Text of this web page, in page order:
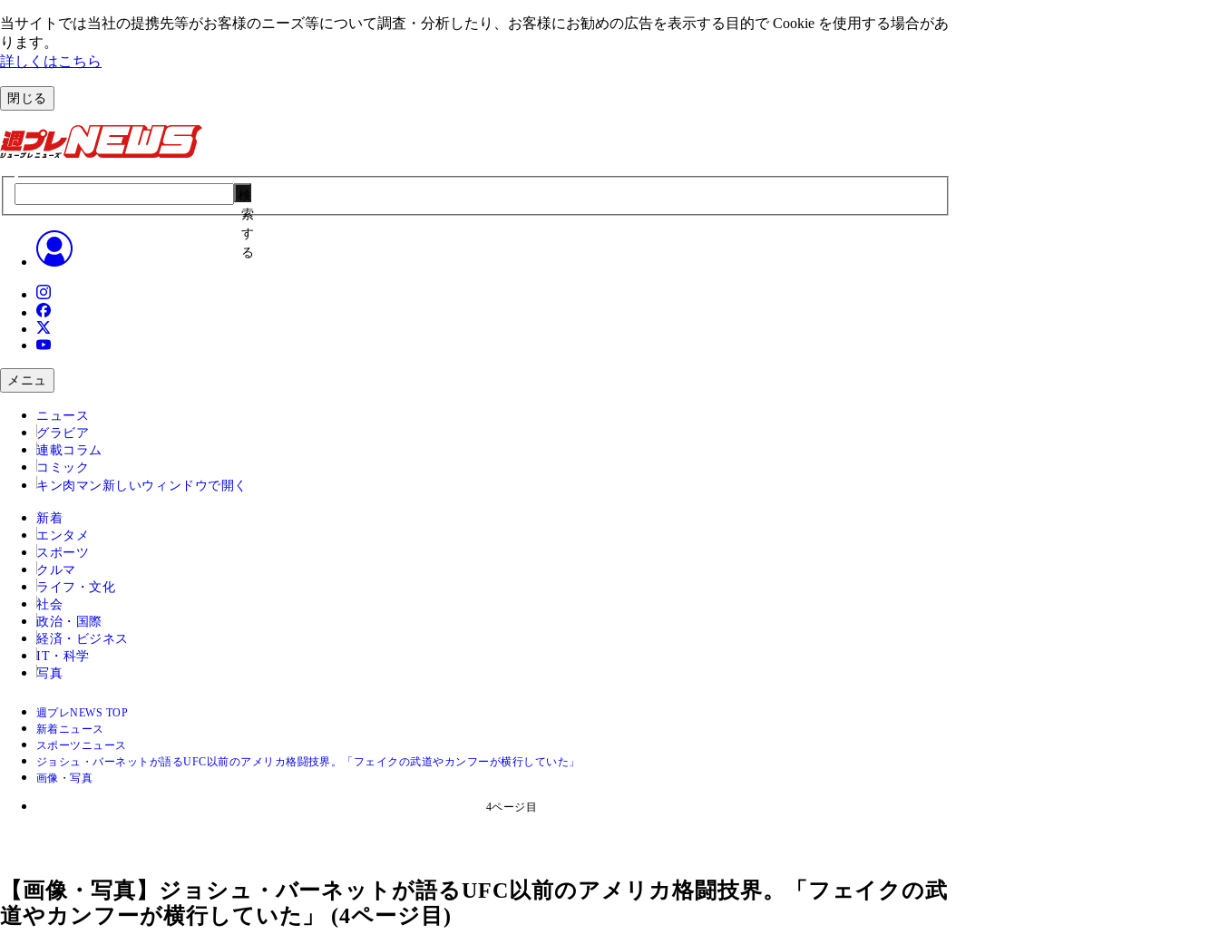
当サイトでは当社の提携先等がお客様のニーズ等について調査・分析したり、お客様にお勧めの広告を表⽰する⽬的で Cookie を使⽤する場合があ
ります。
詳しくはこちら
閉じる
索
す
る
メニュ
ニュース
グラビア
連載コラム
コミック
キン肉マン 新しいウィンドウで開く
新着
エンタメ
スポーツ
クルマ
ライフ・文化
社会
政治・国際
経済・ビジネス
IT・科学
写真
週プレNEWS TOP
新着ニュース
スポーツニュース
ジョシュ・バーネットが語るUFC以前のアメリカ格闘技界。「フェイクの武道やカンフーが横行していた」
画像・写真
4ページ目
【画像・写真】ジョシュ・バーネットが語るUFC以前のアメリカ格闘技界。「フェイクの武
道やカンフーが横行していた」 (4ページ目)